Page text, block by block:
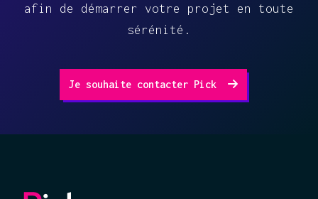
afin de démarrer votre projet en toute
sérénité.
Je souhaite contacter Pick